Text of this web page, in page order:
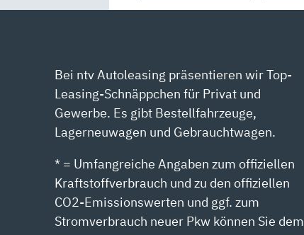
VON
Bei ntv Autoleasing präsentieren wir Top-
Leasing-Schnäppchen für Privat und
Gewerbe. Es gibt Bestellfahrzeuge,
Lagerneuwagen und Gebrauchtwagen.
* = Umfangreiche Angaben zum offiziellen
Kraftstoffverbrauch und zu den offiziellen
CO2-Emissionswerten und ggf. zum
Stromverbrauch neuer Pkw können Sie dem